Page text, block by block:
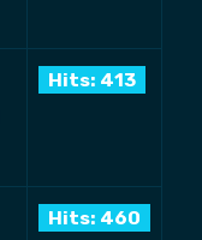
Hits: 413
Hits: 460